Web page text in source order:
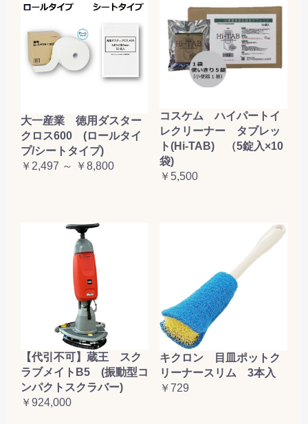
大一産業 徳用ダスター
クロス600 (ロールタイ
プ/シートタイプ)
￥2,497 ～ ￥8,800
コスケム ハイパートイ
レクリーナー タブレッ
ト(Hi-TAB) （5錠入×10
袋)
￥5,500
【代引不可】蔵王 スク
ラブメイトB5 (振動型コ
ンパクトスクラバー)
￥924,000
キクロン 目皿ポットク
リーナースリム 3本入
￥729